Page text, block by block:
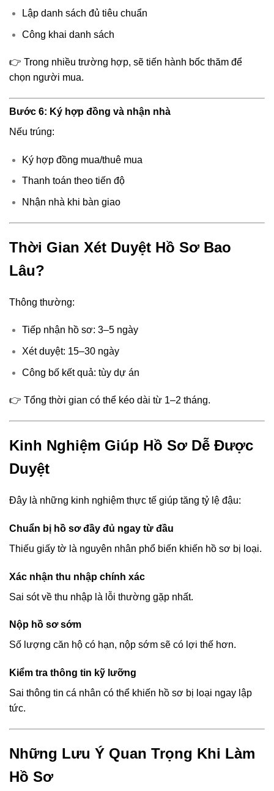
Lập danh sách đủ tiêu chuẩn
Công khai danh sách
👉 Trong nhiều trường hợp, sẽ tiến hành bốc thăm để
chọn người mua.
Bước 6: Ký hợp đồng và nhận nhà
Nếu trúng:
Ký hợp đồng mua/thuê mua
Thanh toán theo tiến độ
Nhận nhà khi bàn giao
Thời Gian Xét Duyệt Hồ Sơ Bao
Lâu?
Thông thường:
Tiếp nhận hồ sơ: 3–5 ngày
Xét duyệt: 15–30 ngày
Công bố kết quả: tùy dự án
👉 Tổng thời gian có thể kéo dài từ 1–2 tháng.
Kinh Nghiệm Giúp Hồ Sơ Dễ Được
Duyệt
Đây là những kinh nghiệm thực tế giúp tăng tỷ lệ đậu:
Chuẩn bị hồ sơ đầy đủ ngay từ đầu
Thiếu giấy tờ là nguyên nhân phổ biến khiến hồ sơ bị loại.
Xác nhận thu nhập chính xác
Sai sót về thu nhập là lỗi thường gặp nhất.
Nộp hồ sơ sớm
Số lượng căn hộ có hạn, nộp sớm sẽ có lợi thế hơn.
Kiểm tra thông tin kỹ lưỡng
Sai thông tin cá nhân có thể khiến hồ sơ bị loại ngay lập
tức.
Những Lưu Ý Quan Trọng Khi Làm
Hồ Sơ